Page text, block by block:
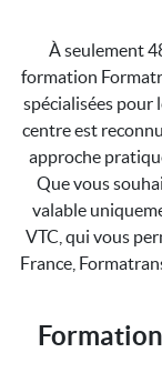
À seulement
formation
spécialisées pour
centre est
approche
Que vous
valable
VTC, qui vous
France,